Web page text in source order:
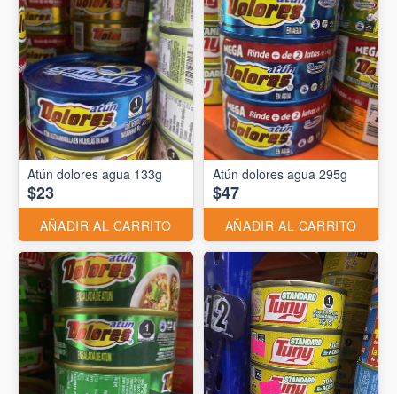
Atún dolores agua 133g
$23
AÑADIR AL CARRITO
Atún dolores agua 295g
$47
AÑADIR AL CARRITO